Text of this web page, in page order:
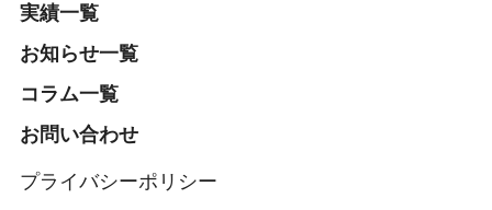
実績一覧
お知らせ一覧
コラム一覧
お問い合わせ
プライバシーポリシー